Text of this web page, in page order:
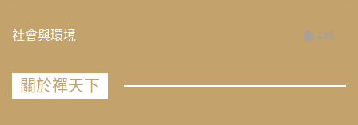
社會與環境 235
關於禪天下